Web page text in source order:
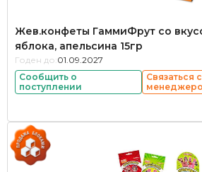
Жев.конфеты ГаммиФрут со
яблока, апельсина 15гр
Годен до: 01.09.2027
Сообщить о
поступлении
Связаться с